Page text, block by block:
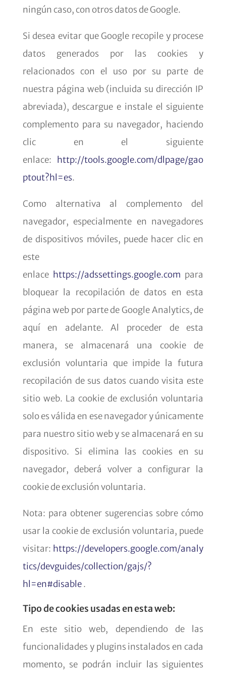
ningún caso, con otros datos de Google.
Si desea evitar que Google recopile y procese
datos generados por las cookies y
relacionados con el uso por su parte de
nuestra página web (incluida su dirección IP
abreviada), descargue e instale el siguiente
complemento para su navegador, haciendo
clic en el siguiente
enlace: http://tools.google.com/dlpage/gao
ptout?hl=es.
Como alternativa al complemento del
navegador, especialmente en navegadores
de dispositivos móviles, puede hacer clic en
este
enlace https://adssettings.google.com para
bloquear la recopilación de datos en esta
página web por parte de Google Analytics, de
aquí en adelante. Al proceder de esta
manera, se almacenará una cookie de
exclusión voluntaria que impide la futura
recopilación de sus datos cuando visita este
sitio web. La cookie de exclusión voluntaria
solo es válida en ese navegador y únicamente
para nuestro sitio web y se almacenará en su
dispositivo. Si elimina las cookies en su
navegador, deberá volver a configurar la
cookie de exclusión voluntaria.
Nota: para obtener sugerencias sobre cómo
usar la cookie de exclusión voluntaria, puede
visitar: https://developers.google.com/analy
tics/devguides/collection/gajs/?
hl=en#disable.
Tipo de cookies usadas en esta web:
En este sitio web, dependiendo de las
funcionalidades y plugins instalados en cada
momento, se podrán incluir las siguientes